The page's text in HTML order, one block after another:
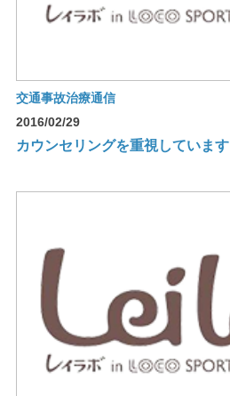
交通事故治療通信
2016/02/29
カウンセリングを重視しています